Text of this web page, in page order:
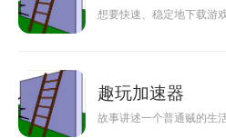
想要快速、稳定地下载游
趣玩加速器
故事讲述一个普通贼的生